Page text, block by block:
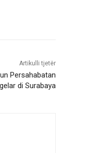
Artikulli tjetër
Persahabatan
di Surabaya